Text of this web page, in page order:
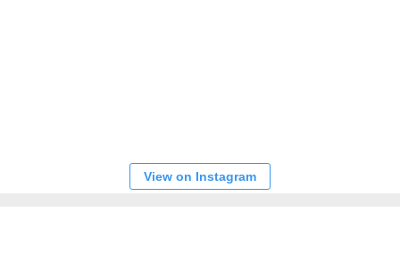
View on Instagram